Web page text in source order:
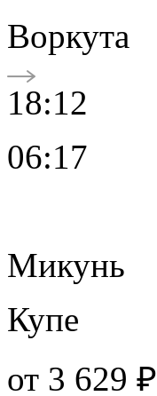
Воркута
18:12
06:17
Микунь
Купе
от 3 629 ₽